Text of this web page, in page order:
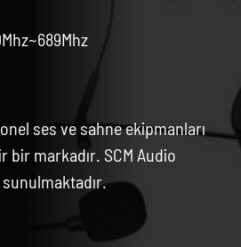
ses ve sahne ekipmanları
markadır. SCM Audio